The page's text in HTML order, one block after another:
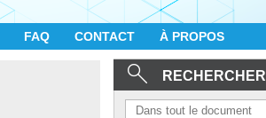
FAQ CONTACT À PROPOS
RECHERCHER